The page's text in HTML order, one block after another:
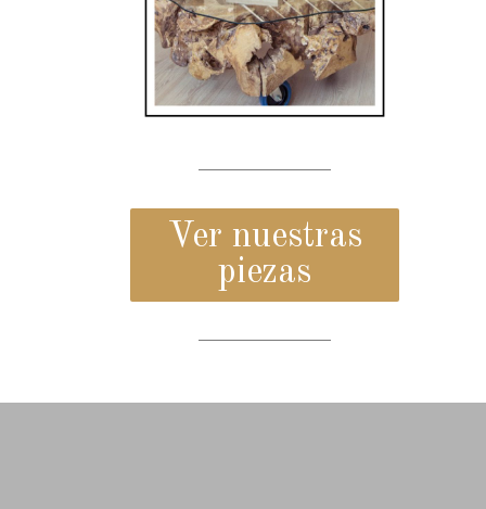
Ver nuestras
piezas